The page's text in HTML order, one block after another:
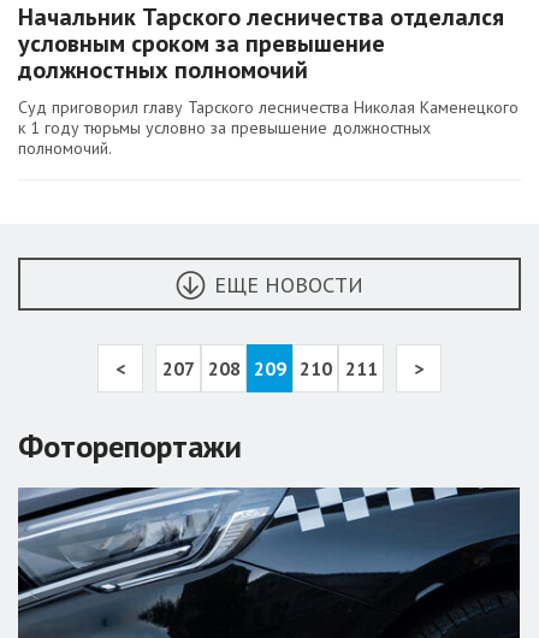
Начальник Тарского лесничества отделался
условным сроком за превышение
должностных полномочий
Суд приговорил главу Тарского лесничества Николая Каменецкого
к 1 году тюрьмы условно за превышение должностных
полномочий.
ЕЩЕ НОВОСТИ
< 207 208 209 210 211 >
Фоторепортажи